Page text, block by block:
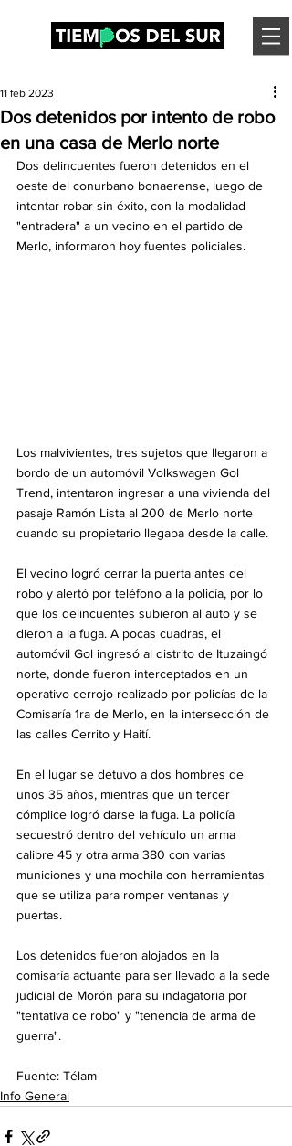
Dos detenidos por intento de robo
en una casa de Merlo norte
11 feb 2023
Dos delincuentes fueron detenidos en el
oeste del conurbano bonaerense, luego de
intentar robar sin éxito, con la modalidad
"entradera" a un vecino en el partido de
Merlo, informaron hoy fuentes policiales.
Los malvivientes, tres sujetos que llegaron a
bordo de un automóvil Volkswagen Gol
Trend, intentaron ingresar a una vivienda del
pasaje Ramón Lista al 200 de Merlo norte
cuando su propietario llegaba desde la calle.
El vecino logró cerrar la puerta antes del
robo y alertó por teléfono a la policía, por lo
que los delincuentes subieron al auto y se
dieron a la fuga. A pocas cuadras, el
automóvil Gol ingresó al distrito de Ituzaingó
norte, donde fueron interceptados en un
operativo cerrojo realizado por policías de la
Comisaría 1ra de Merlo, en la intersección de
las calles Cerrito y Haití.
En el lugar se detuvo a dos hombres de
unos 35 años, mientras que un tercer
cómplice logró darse la fuga. La policía
secuestró dentro del vehículo un arma
calibre 45 y otra arma 380 con varias
municiones y una mochila con herramientas
que se utiliza para romper ventanas y
puertas.
Los detenidos fueron alojados en la
comisaría actuante para ser llevado a la sede
judicial de Morón para su indagatoria por
"tentativa de robo" y "tenencia de arma de
guerra".
Fuente: Télam
Info General